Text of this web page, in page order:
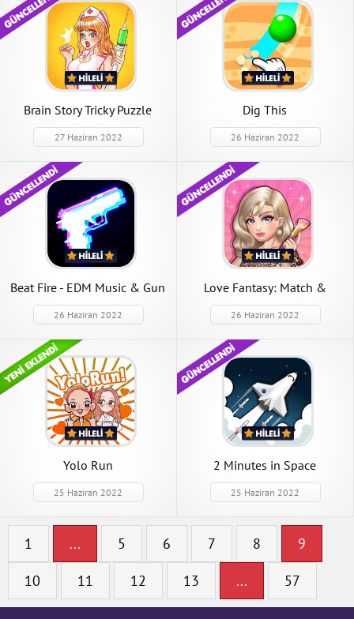
Brain Story Tricky Puzzle
27 Haziran 2022
Dig This
26 Haziran 2022
Beat Fire - EDM Music & Gun
Sounds
26 Haziran 2022
Love Fantasy: Match &
Stories
26 Haziran 2022
Yolo Run
25 Haziran 2022
2 Minutes in Space
25 Haziran 2022
1 ... 5 6 7 8 9
10 11 12 13 ... 57